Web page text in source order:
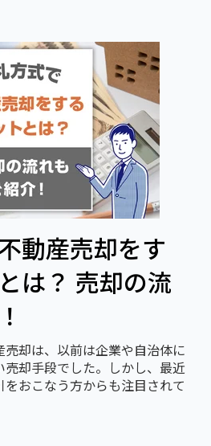
動産売却をす
は？ 売却の流
却は、以前は企業や自治体に
却手段でした。しかし、最近
おこなう方からも注目されて